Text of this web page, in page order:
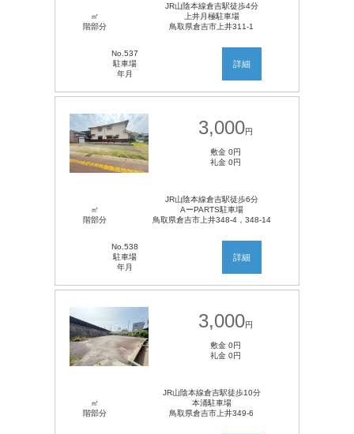
㎡
階部分
JR山陰本線倉吉駅徒歩4分
上井月極駐車場
鳥取県倉吉市上井311-1
No.537
駐車場
年月
詳細
3,000円
敷金 0円
礼金 0円
㎡
階部分
JR山陰本線倉吉駅徒歩6分
AーPARTS駐車場
鳥取県倉吉市上井348-4，348-14
No.538
駐車場
年月
詳細
3,000円
敷金 0円
礼金 0円
㎡
階部分
JR山陰本線倉吉駅徒歩10分
本涌駐車場
鳥取県倉吉市上井349-6